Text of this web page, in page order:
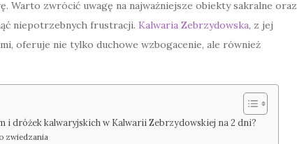
Warto zwrócić uwagę na najważniejsze obiekty sakralne oraz
niepotrzebnych frustracji. Kalwaria Zebrzydowska, z jej
oferuje nie tylko duchowe wzbogacenie, ale również
i dróżek kalwaryjskich w Kalwarii Zebrzydowskiej na 2 dni?
zwiedzania